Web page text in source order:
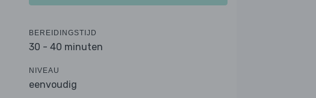
BEREIDINGSTIJD
30 - 40 minuten
NIVEAU
eenvoudig